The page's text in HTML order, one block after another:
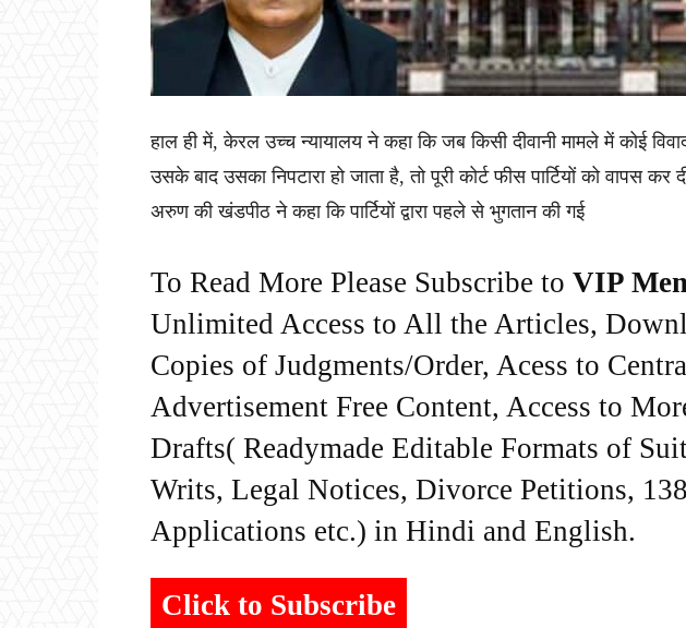
हाल ही में, केरल उच्च न्यायालय ने कहा कि जब किसी दीवानी मामले में कोई
उसके बाद उसका निपटारा हो जाता है, तो पूरी कोर्ट फीस पार्टियों को वापस कर
अरुण की खंडपीठ ने कहा कि पार्टियों द्वारा पहले से भुगतान की गई
To Read More Please Subscribe to VIP
Unlimited Access to All the Articles,
Copies of Judgments/Order, Acess to
Advertisement Free Content, Access to
Drafts( Readymade Editable Formats of
Writs, Legal Notices, Divorce Petitions,
Applications etc.) in Hindi and English.
Click to Subscribe